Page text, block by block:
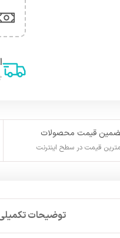
قیمت محصولات
قیمت در سطح اینترنت
توضیحات